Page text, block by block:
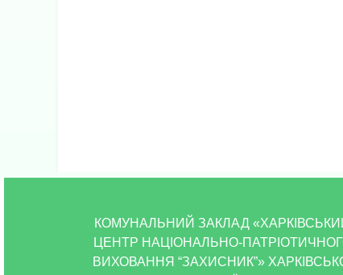
КОМУНАЛЬНИЙ ЗАКЛАД
ЦЕНТР НАЦІОНАЛЬНО-
ВИХОВАННЯ “ЗАХИСНИК”»